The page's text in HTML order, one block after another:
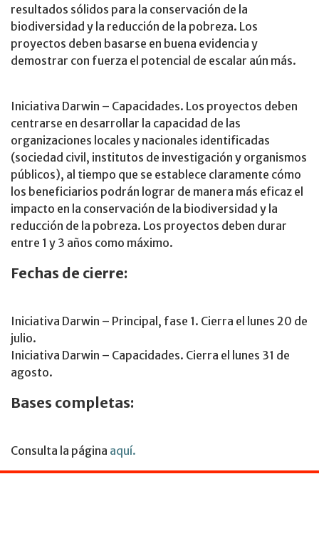
resultados sólidos para la conservación de la
biodiversidad y la reducción de la pobreza. Los
proyectos deben basarse en buena evidencia y
demostrar con fuerza el potencial de escalar aún más.
Iniciativa Darwin – Capacidades. Los proyectos deben
centrarse en desarrollar la capacidad de las
organizaciones locales y nacionales identificadas
(sociedad civil, institutos de investigación y organismos
públicos), al tiempo que se establece claramente cómo
los beneficiarios podrán lograr de manera más eficaz el
impacto en la conservación de la biodiversidad y la
reducción de la pobreza. Los proyectos deben durar
entre 1 y 3 años como máximo.
Fechas de cierre:
Iniciativa Darwin – Principal, fase 1. Cierra el lunes 20 de
julio.
Iniciativa Darwin – Capacidades. Cierra el lunes 31 de
agosto.
Bases completas:
Consulta la página aquí.